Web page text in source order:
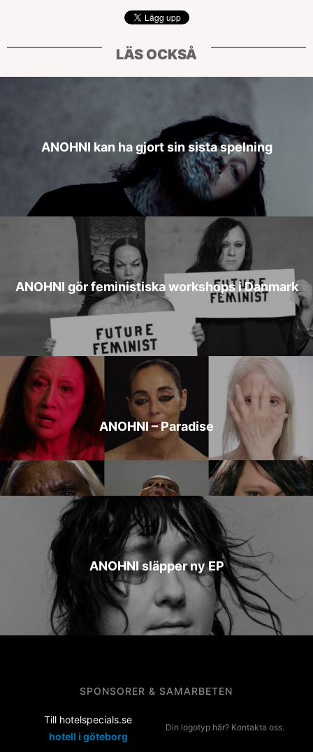
LÄS OCKSÅ
ANOHNI kan ha gjort sin sista spelning
ANOHNI gör feministiska workshops i Danmark
ANOHNI – Paradise
ANOHNI släpper ny EP
SPONSORER & SAMARBETEN
Till hotelspecials.se
hotell i göteborg
Din logotyp här? Kontakta oss.